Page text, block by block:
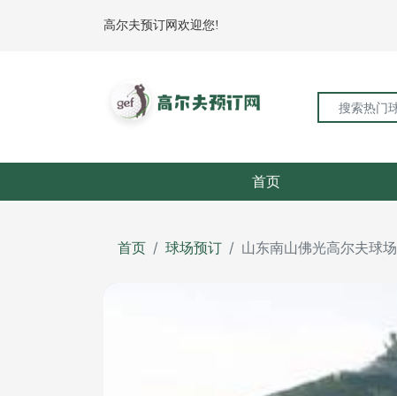
高尔夫预订网欢迎您!
首页
首页 球场预订 山东南山佛光高尔夫球场